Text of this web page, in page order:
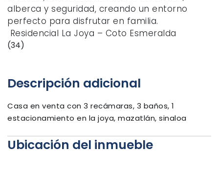
alberca y seguridad, creando un entorno
perfecto para disfrutar en familia.
Residencial La Joya – Coto Esmeralda
(34)
Descripción adicional
Casa en venta con 3 recámaras, 3 baños, 1
estacionamiento en la joya, mazatlán, sinaloa
Ubicación del inmueble